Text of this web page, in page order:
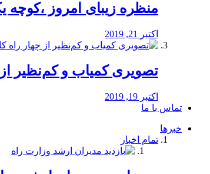
منظره‌‌ زیبای امروز ،کوچه
اکتبر 21, 2019
️تصویری کمیاب و کم‌نظیر از
اکتبر 19, 2019
تماس با ما
خبرها
تمام اخبار